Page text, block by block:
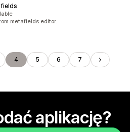
metafields editor.
4 5 6 7
aplikację?